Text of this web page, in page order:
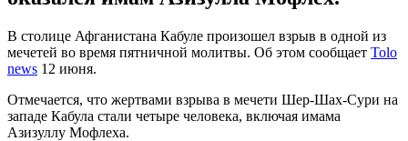
В столице Афганистана Кабуле произошел взрыв в одной из
мечетей во время пятничной молитвы. Об этом сообщает Tolo
news 12 июня.
Отмечается, что жертвами взрыва в мечети Шер-Шах-Сури на
западе Кабула стали четыре человека, включая имама
Азизуллу Мофлеха.